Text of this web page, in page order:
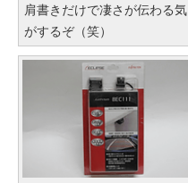
肩書きだけで凄さが伝わる気
がするぞ（笑）